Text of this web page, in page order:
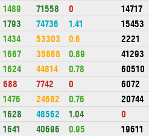
1489 71558 0 14717
1793 74736 1.41 15453
1434 53303 0.6 2221
1667 35868 0.89 41293
1624 44814 0.78 60510
688 7742 0 6072
1476 24682 0.76 20744
1628 48562 1.04 0
1641 40696 0.95 19611